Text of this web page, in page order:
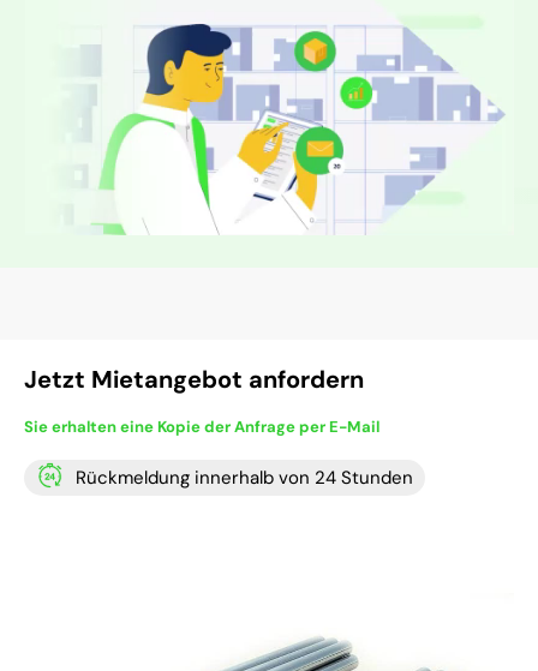
Jetzt Mietangebot anfordern
Sie erhalten eine Kopie der Anfrage per E-Mail
Rückmeldung innerhalb von 24 Stunden